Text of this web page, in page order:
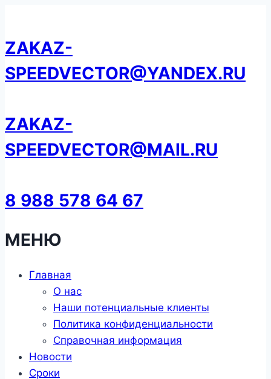
содержанию
ZAKAZ-
SPEEDVECTOR@YANDEX.RU
ZAKAZ-
SPEEDVECTOR@MAIL.RU
8 988 578 64 67
МЕНЮ
Главная
О нас
Наши потенциальные клиенты
Политика конфиденциальности
Справочная информация
Новости
Сроки